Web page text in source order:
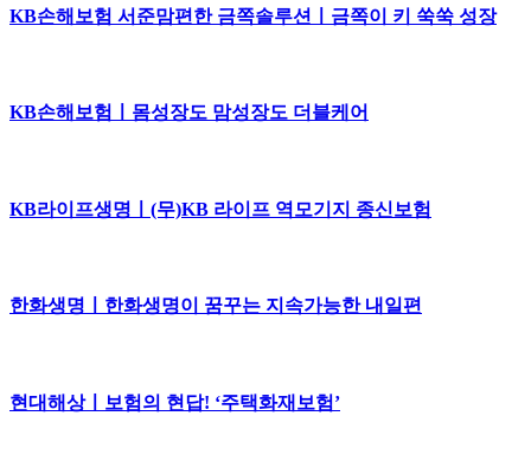
KB손해보험 서준맘편한 금쪽솔루션ㅣ금쪽이 키 쑥쑥 성장
KB손해보험ㅣ몸성장도 맘성장도 더블케어
KB라이프생명ㅣ(무)KB 라이프 역모기지 종신보험
한화생명ㅣ한화생명이 꿈꾸는 지속가능한 내일편
현대해상ㅣ보험의 현답! ‘주택화재보험’